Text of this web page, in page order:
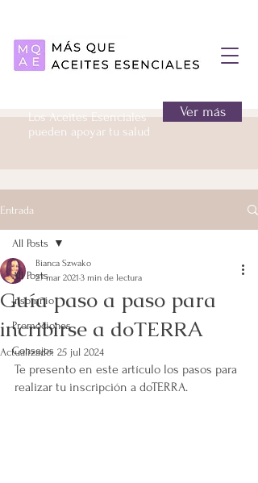
Los Aceites Esenciales
pueden apoyar tu salud
Ver más
Entrada
All Posts
Insomnio
Promociones
Consejos
All Posts
Guía paso a paso para
incribirse a doTERRA
Bianca Szwako
27 mar 2021 3 min de lectura
Actualizado: 25 jul 2024
Te presento en este artículo los pasos para
realizar tu inscripción a doTERRA.